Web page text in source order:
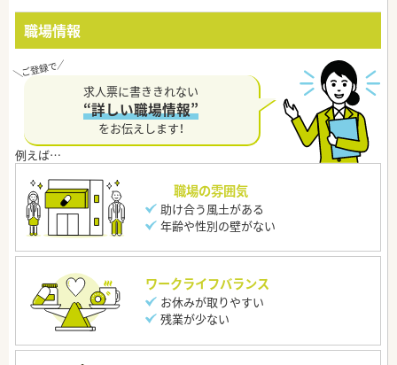
職場情報
求人票に書ききれない
“詳しい職場情報”
をお伝えします！
職場の雰囲気
助け合う風土がある
年齢や性別の壁がない
ワークライフバランス
お休みが取りやすい
残業が少ない